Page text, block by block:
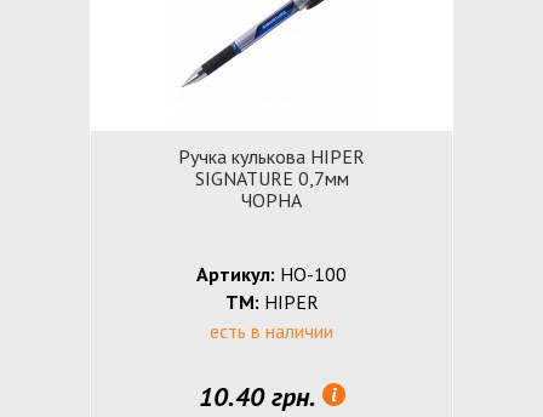
Ручка кулькова HIPER
SIGNATURE 0,7мм
ЧОРНА
Артикул: HO-100
ТМ: HIPER
есть в наличии
10.40 грн.